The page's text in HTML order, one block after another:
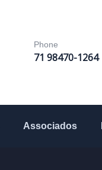
Phone
71 98470-1264
Associados